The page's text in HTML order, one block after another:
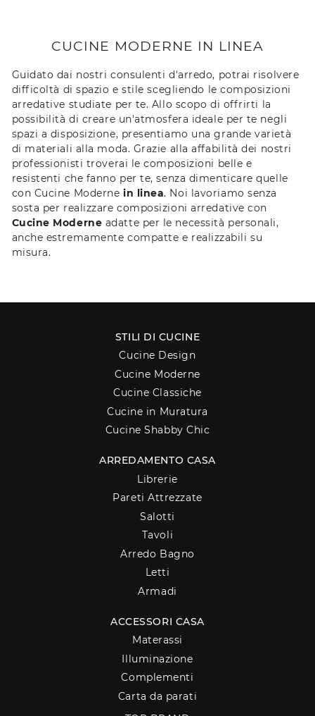
CUCINE MODERNE IN LINEA
Guidato dai nostri consulenti d'arredo, potrai risolvere
difficoltà di spazio e stile scegliendo le composizioni
arredative studiate per te. Allo scopo di offrirti la
possibilità di creare un'atmosfera ideale per te negli
spazi a disposizione, presentiamo una grande varietà
di materiali alla moda. Grazie alla affabilità dei nostri
professionisti troverai le composizioni belle e
resistenti che fanno per te, senza dimenticare quelle
con Cucine Moderne in linea. Noi lavoriamo senza
sosta per realizzare composizioni arredative con
Cucine Moderne adatte per le necessità personali,
anche estremamente compatte e realizzabili su
misura.
STILI DI CUCINE
Cucine Design
Cucine Moderne
Cucine Classiche
Cucine in Muratura
Cucine Shabby Chic
ARREDAMENTO CASA
Librerie
Pareti Attrezzate
Salotti
Tavoli
Arredo Bagno
Letti
Armadi
ACCESSORI CASA
Materassi
Illuminazione
Complementi
Carta da parati